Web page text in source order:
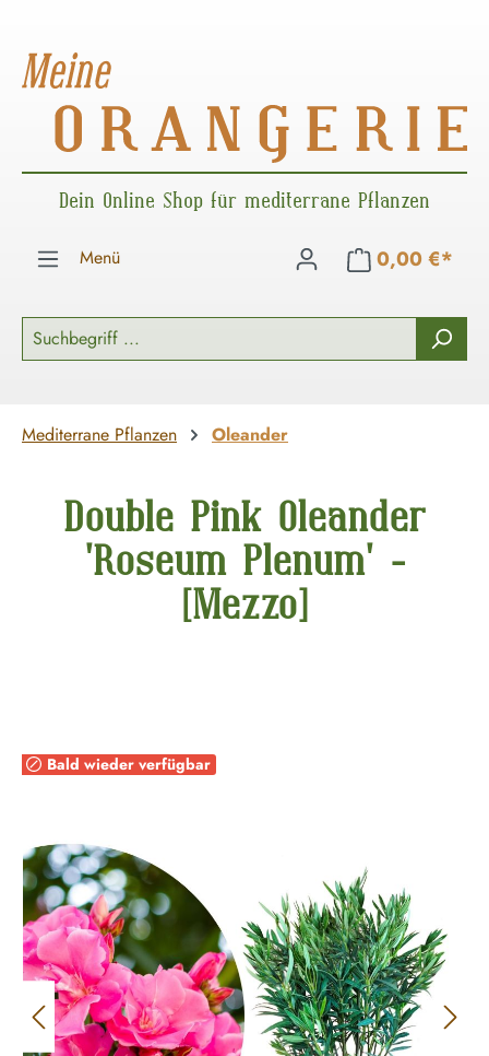
Dein Online Shop für mediterrane Pflanzen
Menü 0,00 €*
Mediterrane Pflanzen Oleander
Double Pink Oleander
'Roseum Plenum' -
[Mezzo]
Bald wieder verfügbar